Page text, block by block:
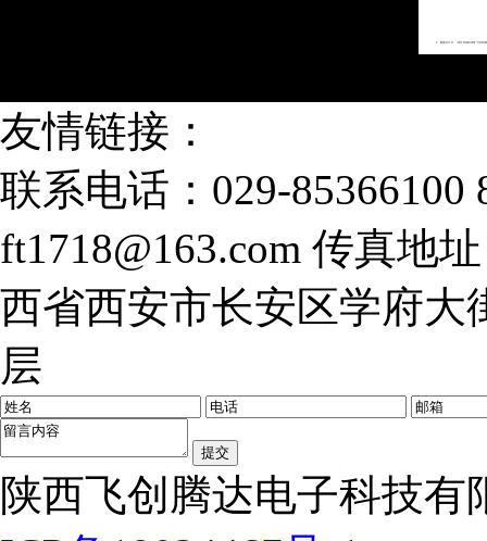
友情链接：
联系电话：029-85366100
ft1718@163.com 传真地址
西省西安市长安区学府大
层
陕西飞创腾达电子科技有